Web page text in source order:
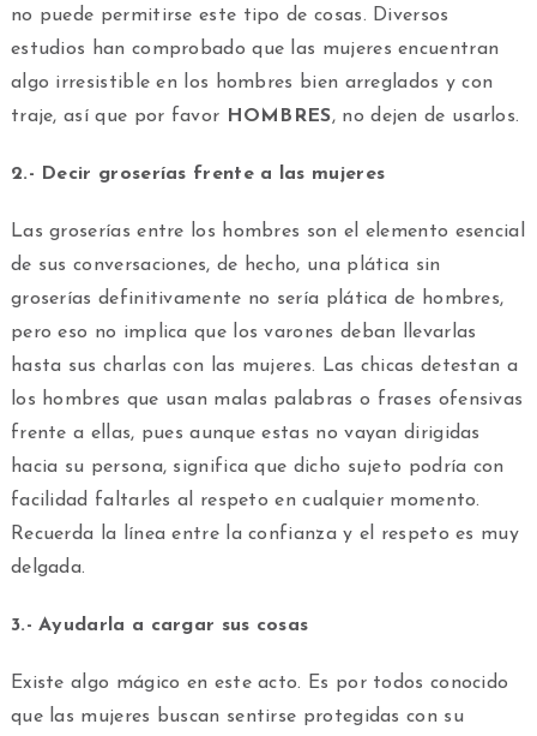
no puede permitirse este tipo de cosas. Diversos
estudios han comprobado que las mujeres encuentran
algo irresistible en los hombres bien arreglados y con
traje, así que por favor
HOMBRES, no dejen de usarlos.
2.- Decir groserías frente a las mujeres
Las groserías entre los hombres son el elemento esencial
de sus conversaciones, de hecho, una plática sin
groserías definitivamente no sería plática de hombres,
pero eso no implica que los varones deban llevarlas
hasta sus charlas con las mujeres. Las chicas detestan a
los hombres que usan malas palabras o frases ofensivas
frente a ellas, pues aunque estas no vayan dirigidas
hacia su persona, significa que dicho sujeto podría con
facilidad faltarles al respeto en cualquier momento.
Recuerda la línea entre la confianza y el respeto es muy
delgada.
3.- Ayudarla a cargar sus cosas
Existe algo mágico en este acto. Es por todos conocido
que las mujeres buscan sentirse protegidas con su